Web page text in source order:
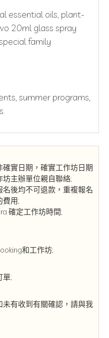
實日期，確實工作坊日期
主辦單位親自聯絡;
後均不可退款，重複報名
費用;
確定工作坊時間;
和工作坊;
單;
有收到有關確認，請與我
essential oils, plant-
20ml glass spray
family
summer programs,